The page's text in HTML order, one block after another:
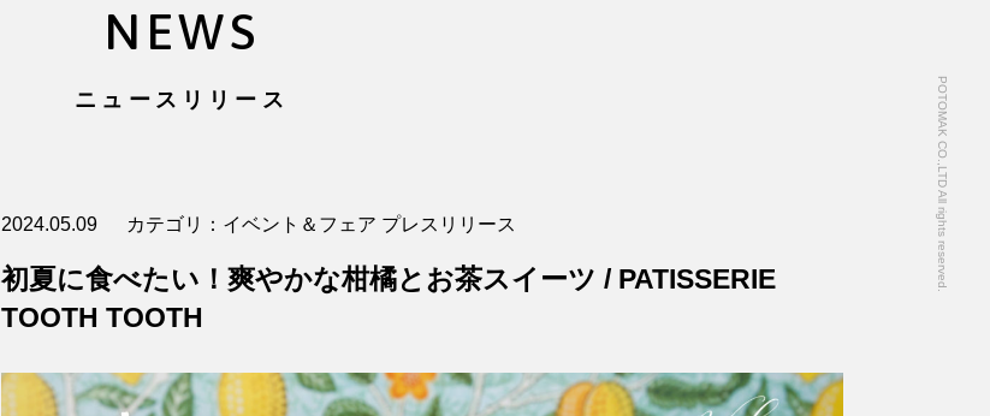
NEWS
ニュースリリース
2024.05.09 カテゴリ：イベント＆フェア プレスリリース
初夏に食べたい！爽やかな柑橘とお茶スイーツ / PATISSERIE
TOOTH TOOTH
POTOMAK CO.,LTD All rights reserved.